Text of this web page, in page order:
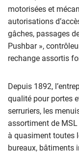
motorisées et
autorisations
gâches, passages
Pushbar »,
rechange assortis
Depuis 1892,
qualité pour portes
serruriers, les
assortiment de
à quasiment toutes
bureaux, bâtiments